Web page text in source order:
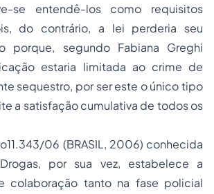
se entendê-los como requisitos
do contrário, a lei perderia seu
porque, segundo Fabiana Greghi
estaria limitada ao crime de
sequestro, por ser este o único tipo
a satisfação cumulativa de todos os
06 (BRASIL, 2006) conhecida
por sua vez, estabelece a
colaboração tanto na fase policial